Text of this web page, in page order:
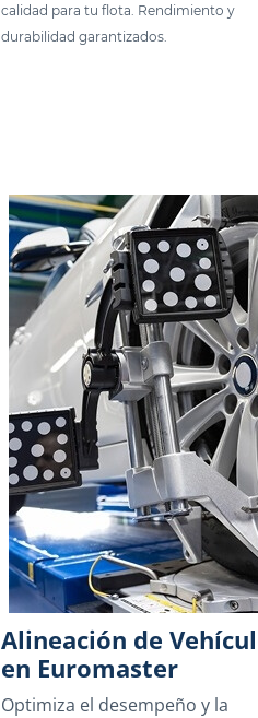
calidad para tu flota. Rendimiento y
durabilidad garantizados.
Alineación de
en Euromaster
Optimiza el desempeño y la